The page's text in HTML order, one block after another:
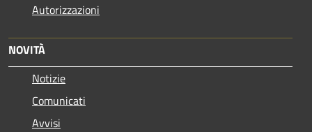
Autorizzazioni
NOVITÀ
Notizie
Comunicati
Avvisi